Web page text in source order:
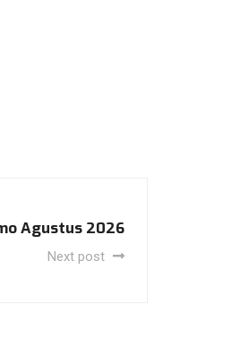
Agustus 2026
Next post